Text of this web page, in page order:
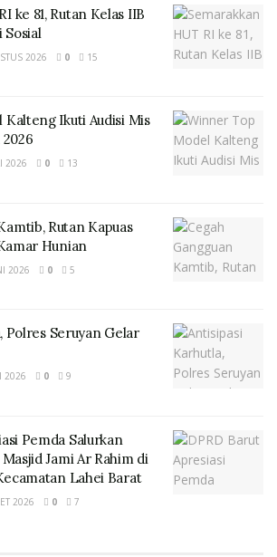
ini merupakan salah satu
terjadinya kebakaran hutan
membuka lahan baru adalah
lahan. Kami tidak mengharapkan
Maka dari itu dimohon kerjasama
(Red)
ke 81, Rutan Kelas IIB
Sosial
2026 0 15
Ikuti Audisi Mis
2026 0 13
Rutan Kapuas
Hunian
2026 0 5
Polres Seruyan Gelar
2026 0 9
Pemda Salurkan
Jami Ar Rahim di
Lahei Barat
2026 0 7